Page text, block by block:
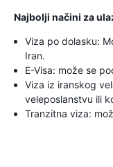
Najbolji načini za
Viza po dolasku:
Iran.
E-Visa: može se
Viza iz iranskog
veleposlanstvu ili
Tranzitna viza: